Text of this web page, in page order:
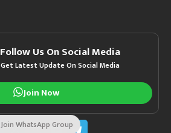
Follow Us On Social Media
Get Latest Update On Social Media
Join Now
Join WhatsApp Group